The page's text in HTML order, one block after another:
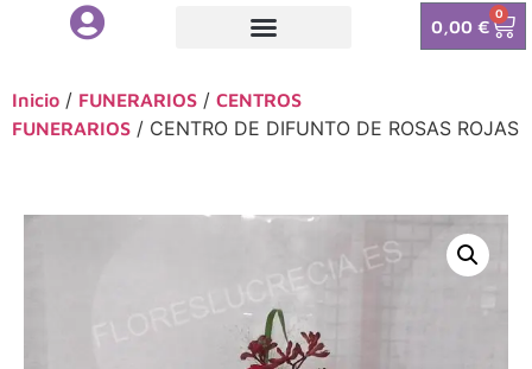
0,00€
0
Inicio / FUNERARIOS / CENTROS
FUNERARIOS / CENTRO DE DIFUNTO DE ROSAS ROJAS